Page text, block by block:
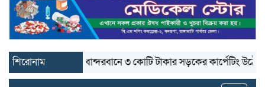
শিরোনাম বান্দরবানে ৩ কোটি টাকার সড়কের কার্পেটিং উঠে যাচ্ছে